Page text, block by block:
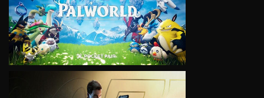
VIEW